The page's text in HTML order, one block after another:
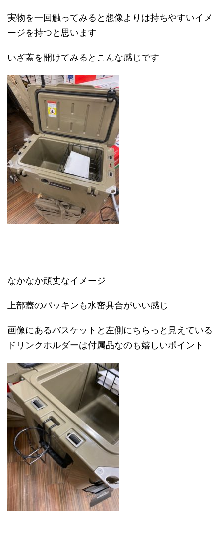
実物を一回触ってみると想像よりは持ちやすいイメ
ージを持つと思います
いざ蓋を開けてみるとこんな感じです
なかなか頑丈なイメージ
上部蓋のパッキンも水密具合がいい感じ
画像にあるバスケットと左側にちらっと見えている
ドリンクホルダーは付属品なのも嬉しいポイント